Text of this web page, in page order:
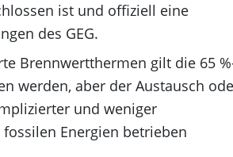
ist und offiziell eine
des GEG.
Brennwertthermen gilt die 65
werden, aber der Austausch
und weniger
Energien betrieben